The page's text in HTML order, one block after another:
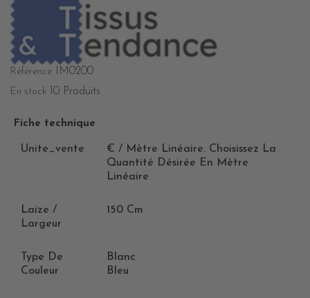
Référence IM0200
En stock 10 Produits
Fiche technique
Unite_vente
€ / Mètre Linéaire. Choisissez La
Quantité Désirée En Mètre
Linéaire
Laize /
Largeur
150 Cm
Type De
Couleur
Blanc
Bleu